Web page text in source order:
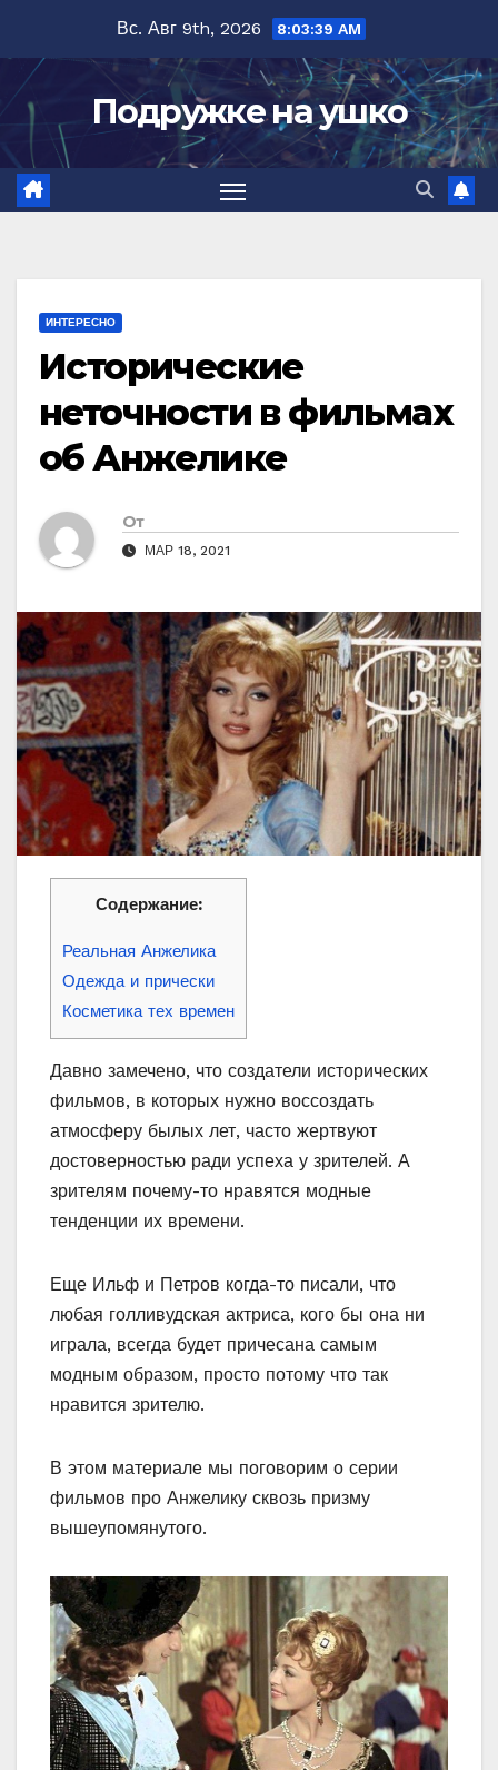
содержимому
Вс. Авг 9th, 2026 8:03:41 AM
Подружке на ушко
ИНТЕРЕСНО
Исторические
неточности в фильмах
об Анжелике
От
МАР 18, 2021
Содержание:
Реальная Анжелика
Одежда и прически
Косметика тех времен
Давно замечено, что создатели исторических
фильмов, в которых нужно воссоздать
атмосферу былых лет, часто жертвуют
достоверностью ради успеха у зрителей. А
зрителям почему-то нравятся модные
тенденции их времени.
Еще Ильф и Петров когда-то писали, что
любая голливудская актриса, кого бы она ни
играла, всегда будет причесана самым
модным образом, просто потому что так
нравится зрителю.
В этом материале мы поговорим о серии
фильмов про Анжелику сквозь призму
вышеупомянутого.